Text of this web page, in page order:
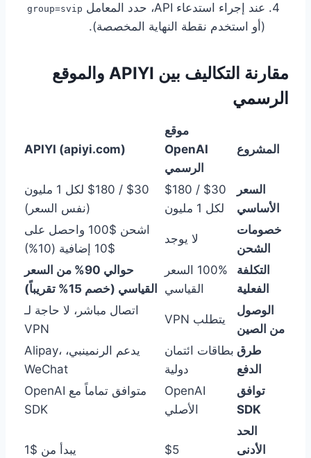
عند إجراء استدعاء API، حدد المعامل
group=svip
(أو استخدم نقطة النهاية المخصصة).
مقارنة التكاليف بين APIYI والموقع
الرسمي
المشروع
موقع
OpenAI
الرسمي
APIYI (apiyi.com)
السعر
الأساسي
$30 / $180
لكل 1 مليون
$30 / $180 لكل 1 مليون
(نفس السعر)
خصومات
الشحن
لا يوجد
اشحن $100 واحصل على
$10 إضافية (10%)
التكلفة
الفعلية
100% السعر
القياسي
حوالي 90% من السعر
القياسي (خصم 15% تقريباً)
الوصول
من الصين
يتطلب VPN
اتصال مباشر، لا حاجة لـ
VPN
طرق
الدفع
بطاقات ائتمان
دولية
يدعم الرنمينبي، Alipay،
WeChat
توافق
SDK
OpenAI
الأصلي
متوافق تماماً مع OpenAI
SDK
الحد
الأدنى
$5 يبدأ من $1